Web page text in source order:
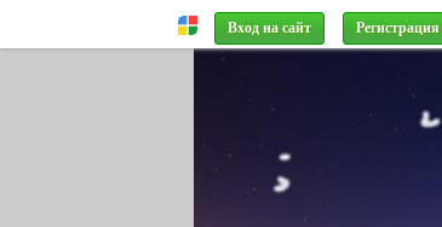
Вход на сайт Регистрация